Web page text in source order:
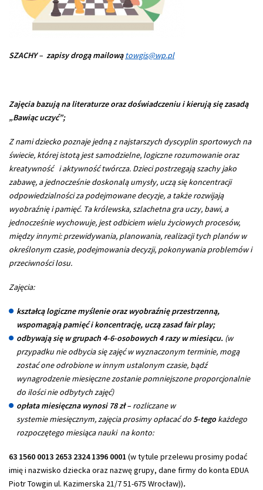
SZACHY – zapisy drogą mailową towgis@wp.pl
Zajęcia bazują na literaturze oraz doświadczeniu i kierują się zasadą
„Bawiąc uczyć”;
Z nami dziecko poznaje jedną z najstarszych dyscyplin sportowych na
świecie, której istotą jest samodzielne, logiczne rozumowanie oraz
kreatywność i aktywność twórcza. Dzieci postrzegają szachy jako
zabawę, a jednocześnie doskonalą umysły, uczą się koncentracji
odpowiedzialności za podejmowane decyzje, a także rozwijają
wyobraźnię i pamięć. Ta królewska, szlachetna gra uczy, bawi, a
jednocześnie wychowuje, jest odbiciem wielu życiowych procesów,
między innymi: przewidywania, planowania, realizacji tych planów w
określonym czasie, podejmowania decyzji, pokonywania problemów i
przeciwności losu.
Zajęcia:
kształcą logiczne myślenie oraz wyobraźnię przestrzenną,
wspomagają pamięć i koncentrację, uczą zasad fair play;
odbywają się w grupach 4-6-osobowych 4 razy w miesiącu. (w
przypadku nie odbycia się zajęć w wyznaczonym terminie, mogą
zostać one odrobione w innym ustalonym czasie, bądź
wynagrodzenie miesięczne zostanie pomniejszone proporcjonalnie
do ilości nie odbytych zajęć)
opłata miesięczna wynosi 78 zł – rozliczane w
systemie miesięcznym, zajęcia prosimy opłacać do5-tego każdego
rozpoczętego miesiąca nauki na konto:
63 1560 0013 2653 2324 1396 0001 (w tytule przelewu prosimy podać
imię i nazwisko dziecka oraz nazwę grupy, dane firmy do konta EDUA
Piotr Towgin ul. Kazimerska 21/7 51-675 Wrocław)).